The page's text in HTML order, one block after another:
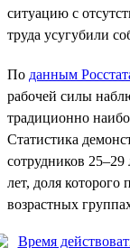
ситуацию с
труда усугубили
По данным
рабочей силы
традиционно
Статистика
сотрудников
лет, доля
возрастных